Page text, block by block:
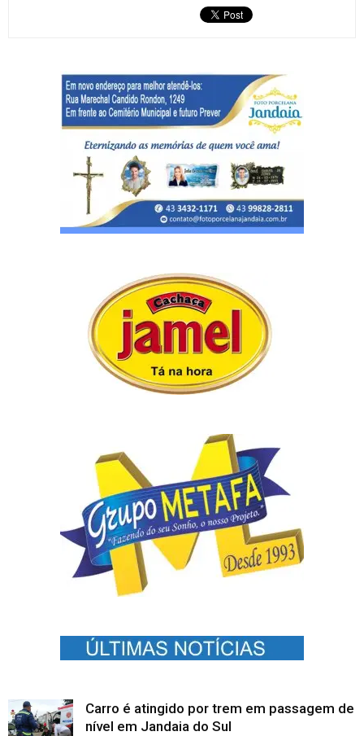
Carro é atingido por trem em passagem de
nível em Jandaia do Sul